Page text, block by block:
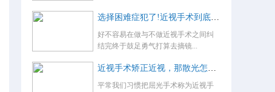
选择困难症犯了!近视手术到底怎么选？
好不容易在做与不做近视手术之间纠
结完终于鼓足勇气打算去摘镜...
近视手术矫正近视，那散光怎么办，术后还要戴眼镜吗？
平常我们习惯把屈光手术称为近视手